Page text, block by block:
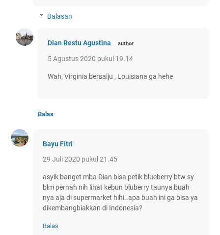
Balasan
Dian Restu Agustina
5 Agustus 2020 pukul 19.14
Wah, Virginia bersalju , Louisiana ga hehe
Balas
Bayu Fitri
29 Juli 2020 pukul 21.45
asyik banget mba Dian bisa petik blueberry btw sy
blm pernah nih lihat kebun bluberry taunya buah
nya aja di supermarket hihi..apa buah ini ga bisa ya
dikembangbiakkan di Indonesia?
Balas